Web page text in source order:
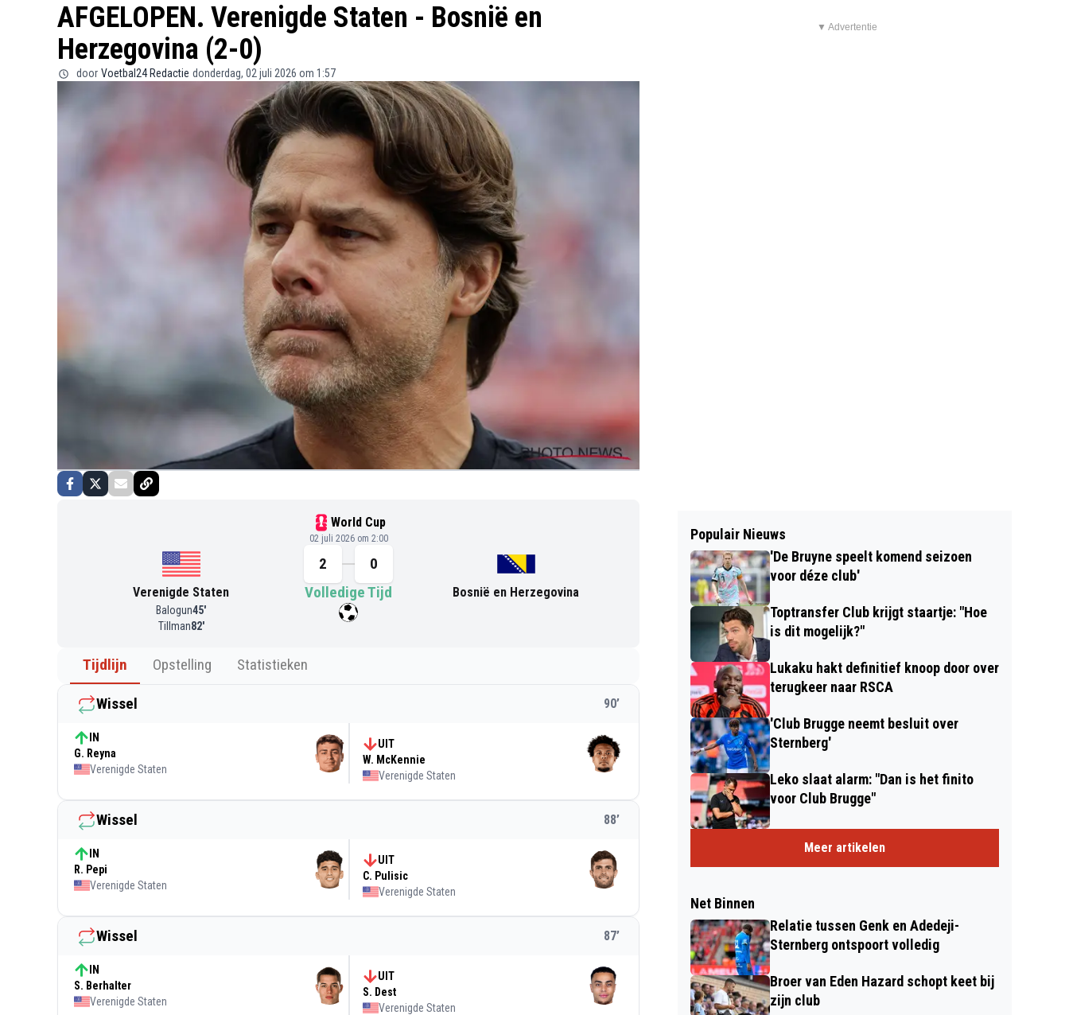
AFGELOPEN. Verenigde Staten - Bosnië en
Herzegovina (2-0)
door Voetbal24 Redactie donderdag, 02 juli 2026 om 1:57
World Cup
02 juli 2026 om 2:00
Verenigde Staten
Balogun45'
Tillman82'
2
0
Volledige Tijd
Bosnië en Herzegovina
Tijdlijn Opstelling Statistieken
Wissel 90’
IN
G. Reyna
Verenigde Staten
UIT
W. McKennie
Verenigde Staten
Wissel 88’
IN
R. Pepi
Verenigde Staten
UIT
C. Pulisic
Verenigde Staten
Wissel 87’
IN
S. Berhalter
Verenigde Staten
UIT
S. Dest
Verenigde Staten
▼ Advertentie
Populair Nieuws
'De Bruyne speelt komend seizoen
voor déze club'
Toptransfer Club krijgt staartje: "Hoe
is dit mogelijk?"
Lukaku hakt definitief knoop door over
terugkeer naar RSCA
'Club Brugge neemt besluit over
Sternberg'
Leko slaat alarm: "Dan is het finito
voor Club Brugge"
Meer artikelen
Net Binnen
Relatie tussen Genk en Adedeji-
Sternberg ontspoort volledig
Broer van Eden Hazard schopt keet bij
zijn club